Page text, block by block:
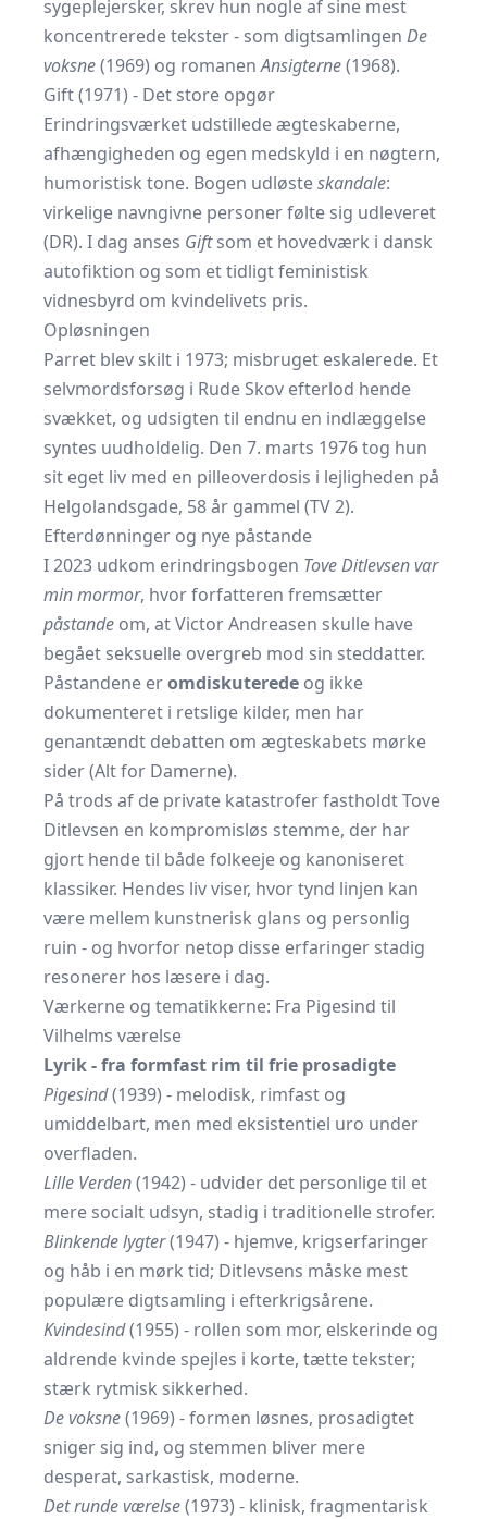
sygeplejersker, skrev hun nogle af sine mest
koncentrerede tekster - som digtsamlingen De
voksne(1969) og romanenAnsigterne(1968).
Gift (1971) - Det store opgør
Erindringsværket udstillede ægteskaberne,
afhængigheden og egen medskyld i en nøgtern,
humoristisk tone. Bogen udløsteskandale:
virkelige navngivne personer følte sig udleveret
(DR). I dag anses Giftsom et hovedværk i dansk
autofiktion og som et tidligt feministisk
vidnesbyrd om kvindelivets pris.
Opløsningen
Parret blev skilt i 1973; misbruget eskalerede. Et
selvmordsforsøg i Rude Skov efterlod hende
svækket, og udsigten til endnu en indlæggelse
syntes uudholdelig. Den 7. marts 1976 tog hun
sit eget liv med en pilleoverdosis i lejligheden på
Helgolandsgade, 58 år gammel (TV 2).
Efterdønninger og nye påstande
I 2023 udkom erindringsbogen Tove Ditlevsen var
min mormor, hvor forfatteren fremsætter
påstande om, at Victor Andreasen skulle have
begået seksuelle overgreb mod sin steddatter.
Påstandene eromdiskuterede og ikke
dokumenteret i retslige kilder, men har
genantændt debatten om ægteskabets mørke
sider (Alt for Damerne).
På trods af de private katastrofer fastholdt Tove
Ditlevsen en kompromisløs stemme, der har
gjort hende til både folkeeje og kanoniseret
klassiker. Hendes liv viser, hvor tynd linjen kan
være mellem kunstnerisk glans og personlig
ruin - og hvorfor netop disse erfaringer stadig
resonerer hos læsere i dag.
Værkerne og tematikkerne: Fra Pigesind til
Vilhelms værelse
Lyrik - fra formfast rim til frie prosadigte
Pigesind(1939) - melodisk, rimfast og
umiddelbart, men med eksistentiel uro under
overfladen.
Lille Verden(1942) - udvider det personlige til et
mere socialt udsyn, stadig i traditionelle strofer.
Blinkende lygter(1947) - hjemve, krigserfaringer
og håb i en mørk tid; Ditlevsens måske mest
populære digtsamling i efterkrigsårene.
Kvindesind(1955) - rollen som mor, elskerinde og
aldrende kvinde spejles i korte, tætte tekster;
stærk rytmisk sikkerhed.
De voksne(1969) - formen løsnes, prosadigtet
sniger sig ind, og stemmen bliver mere
desperat, sarkastisk, moderne.
Det runde værelse(1973) - klinisk, fragmentarisk